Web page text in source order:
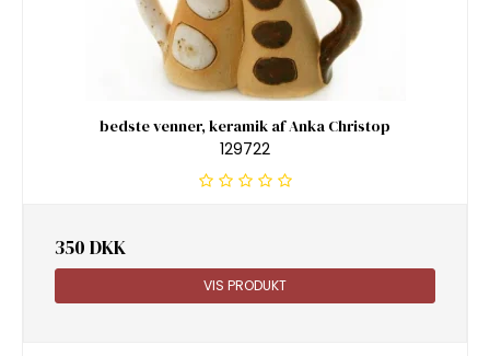
bedste venner, keramik af Anka Christop
129722
350 DKK
VIS PRODUKT